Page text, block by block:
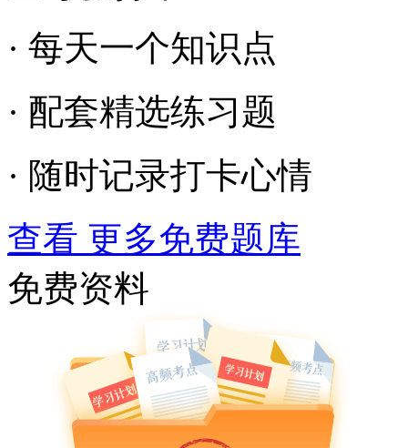
· 每天一个知识点
· 配套精选练习题
· 随时记录打卡心情
查看 更多免费题库
免费资料